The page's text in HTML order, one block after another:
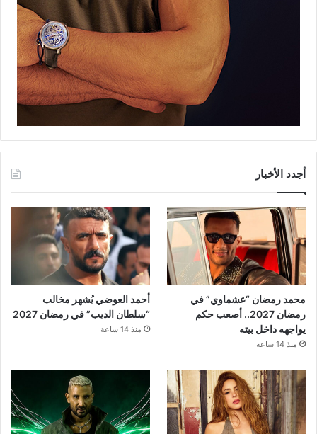
أجدد الأخبار
محمد رمضان “عشماوي” في
رمضان 2027.. أصعب حكم
يواجهه داخل بيته
منذ 14 ساعة
أحمد العوضي يُشهر مخالب
“سلطان الديب” في رمضان 2027
منذ 14 ساعة